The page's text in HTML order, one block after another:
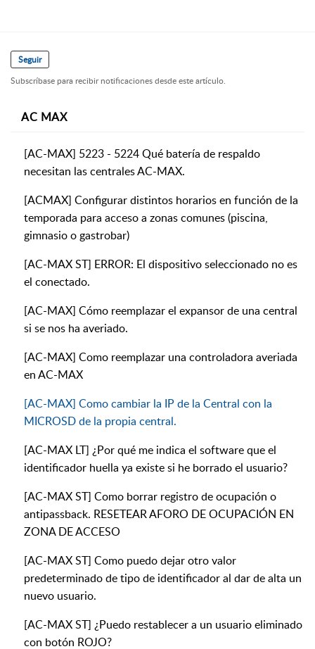
Seguir
Subscríbase para recibir notificaciones desde este artículo.
AC MAX
[AC-MAX] 5223 - 5224 Qué batería de respaldo
necesitan las centrales AC-MAX.
[ACMAX] Configurar distintos horarios en función de la
temporada para acceso a zonas comunes (piscina,
gimnasio o gastrobar)
[AC-MAX ST] ERROR: El dispositivo seleccionado no es
el conectado.
[AC-MAX] Cómo reemplazar el expansor de una central
si se nos ha averiado.
[AC-MAX] Como reemplazar una controladora averiada
en AC-MAX
[AC-MAX] Como cambiar la IP de la Central con la
MICROSD de la propia central.
[AC-MAX LT] ¿Por qué me indica el software que el
identificador huella ya existe si he borrado el usuario?
[AC-MAX ST] Como borrar registro de ocupación o
antipassback. RESETEAR AFORO DE OCUPACIÓN EN
ZONA DE ACCESO
[AC-MAX ST] Como puedo dejar otro valor
predeterminado de tipo de identificador al dar de alta un
nuevo usuario.
[AC-MAX ST] ¿Puedo restablecer a un usuario eliminado
con botón ROJO?